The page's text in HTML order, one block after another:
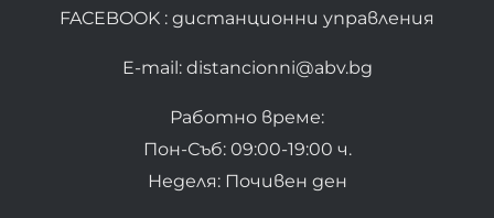
FACEBOOK : дистанционни управления
E-mail: distancionni@abv.bg
Работно време:
Пон-Съб: 09:00-19:00 ч.
Неделя: Почивен ден